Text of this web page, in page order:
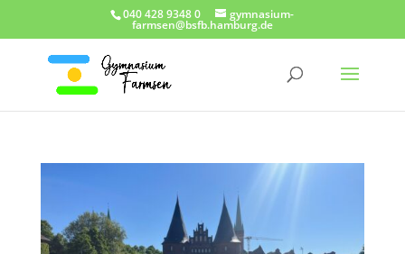
040 428 9348 0 gymnasium-
farmsen@bsfb.hamburg.de